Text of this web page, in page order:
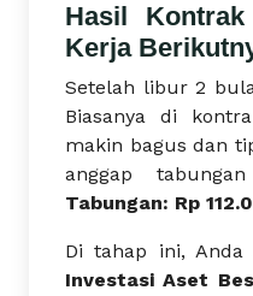
Hasil
Kerja
Setelah libur 2
Biasanya di
makin bagus dan
anggap
Tabungan: Rp
Di tahap ini,
Investasi Aset